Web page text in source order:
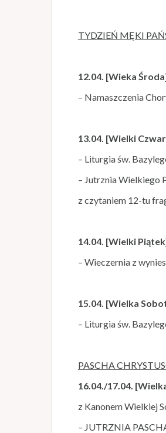
TYDZIEŃ MĘKI
12.04. [Wieka
– Namaszczenia
13.04. [Wielki
– Liturgia św.
– Jutrznia Wielkiego
z czytaniem 12-tu
14.04. [Wielki
– Wieczernia z
15.04. [Wielka
– Liturgia św.
PASCHA
16.04./17.04.
z Kanonem
– JUTRZNIA